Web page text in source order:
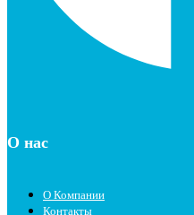
О нас
О Компании
Контакты